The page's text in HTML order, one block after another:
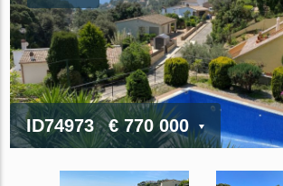
ID74973 € 770 000